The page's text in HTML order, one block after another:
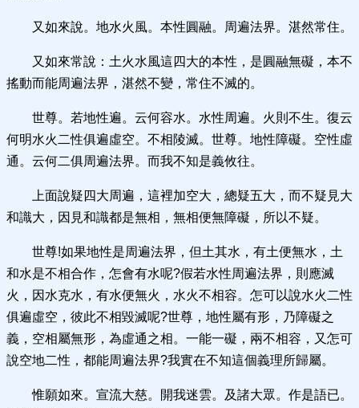
又如來說。地水火風。本性圓融。周遍法界。湛然常住。
又如來常說：土火水風這四大的本性，是圓融無礙，本不
搖動而能周遍法界，湛然不變，常住不滅的。
世尊。若地性遍。云何容水。水性周遍。火則不生。復云
何明水火二性俱遍虛空。不相陵滅。世尊。地性障礙。空性虛
通。云何二俱周遍法界。而我不知是義攸往。
上面說疑四大周遍，這裡加空大，總疑五大，而不疑見大
和識大，因見和識都是無相，無相便無障礙，所以不疑。
世尊!如果地性是周遍法界，但土其水，有土便無水，土
和水是不相合作，怎會有水呢?假若水性周遍法界，則應滅
火，因水克水，有水便無火，水火不相容。怎可以說水火二性
俱遍虛空，彼此不相毀滅呢?世尊，地性屬有形，乃障礙之
義，空相屬無形，為虛通之相。一能一礙，兩不相容，又怎可
說空地二性，都能周遍法界?我實在不知這個義理所歸屬。
惟願如來。宣流大慈。開我迷雲。及諸大眾。作是語已。